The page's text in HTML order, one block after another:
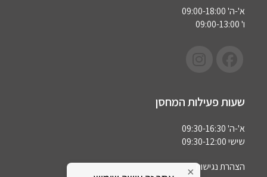
א'-ה' 09:00-18:00
ו' 09:00-13:00
שעות פעילות המחסן
א'-ה' 09:30-16:30
שישי 09:30-12:00
הצהרת נגישות×